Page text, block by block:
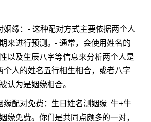
姻缘：- 这种配对方式主要依据两个人
来进行预测。- 通常，会使用姓名的
以及生辰八字等信息来分析两个人是
个人的姓名五行相生相合，或者八字
认为是姻缘相合。
缘配对免费：生日姓名测姻缘 牛+牛
缘免费。你们是共同点颇多的一对，